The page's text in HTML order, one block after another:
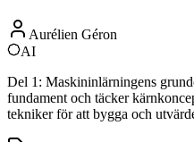
Aurélien Géron
AI
Del 1: Maskininlärningens
fundament och täcker
tekniker för att bygga och